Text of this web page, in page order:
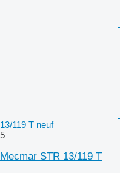
13/119 T neuf
5
Mecmar STR 13/119 T